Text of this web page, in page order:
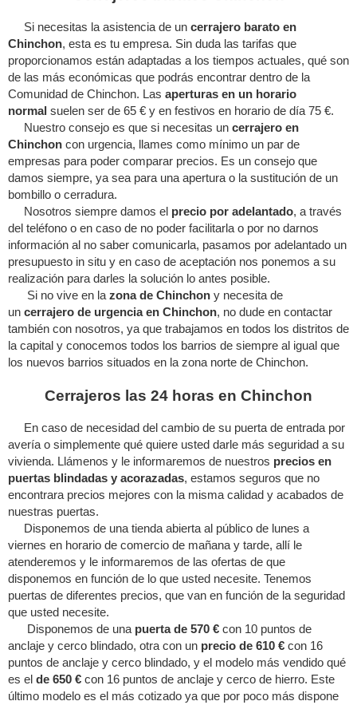
Si necesitas la asistencia de un cerrajero barato en
Chinchon, esta es tu empresa. Sin duda las tarifas que
proporcionamos están adaptadas a los tiempos actuales, qué son
de las más económicas que podrás encontrar dentro de la
Comunidad de Chinchon. Las aperturas en un horario
normal suelen ser de 65 € y en festivos en horario de día 75 €.
Nuestro consejo es que si necesitas un cerrajero en
Chinchon con urgencia, llames como mínimo un par de
empresas para poder comparar precios. Es un consejo que
damos siempre, ya sea para una apertura o la sustitución de un
bombillo o cerradura.
Nosotros siempre damos el precio por adelantado, a través
del teléfono o en caso de no poder facilitarla o por no darnos
información al no saber comunicarla, pasamos por adelantado un
presupuesto in situ y en caso de aceptación nos ponemos a su
realización para darles la solución lo antes posible.
Si no vive en la zona de Chinchon y necesita de
un cerrajero de urgencia en Chinchon, no dude en contactar
también con nosotros, ya que trabajamos en todos los distritos de
la capital y conocemos todos los barrios de siempre al igual que
los nuevos barrios situados en la zona norte de Chinchon.
Cerrajeros las 24 horas en Chinchon
En caso de necesidad del cambio de su puerta de entrada por
avería o simplemente qué quiere usted darle más seguridad a su
vivienda. Llámenos y le informaremos de nuestros precios en
puertas blindadas y acorazadas, estamos seguros que no
encontrara precios mejores con la misma calidad y acabados de
nuestras puertas.
Disponemos de una tienda abierta al público de lunes a
viernes en horario de comercio de mañana y tarde, allí le
atenderemos y le informaremos de las ofertas de que
disponemos en función de lo que usted necesite. Tenemos
puertas de diferentes precios, que van en función de la seguridad
que usted necesite.
Disponemos de una puerta de 570 € con 10 puntos de
anclaje y cerco blindado, otra con un precio de 610 € con 16
puntos de anclaje y cerco blindado, y el modelo más vendido qué
es el de 650 € con 16 puntos de anclaje y cerco de hierro. Este
último modelo es el más cotizado ya que por poco más dispone